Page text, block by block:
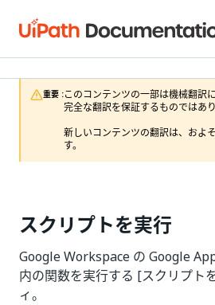
重要 :このコンテンツの一部は機械翻訳
完全な翻訳を保証するものではあり
新しいコンテンツの翻訳は、およ
す。
スクリプトを実行
Google Workspace の Google
内の関数を実行する [スクリプト
ィ。